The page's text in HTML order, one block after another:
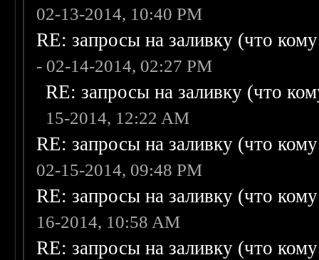
02-13-2014, 10:40 PM
RE: запросы на заливку (что
- 02-14-2014, 02:27 PM
RE: запросы на заливку (что
15-2014, 12:22 AM
RE: запросы на заливку (что
02-15-2014, 09:48 PM
RE: запросы на заливку (что
16-2014, 10:58 AM
RE: запросы на заливку (что